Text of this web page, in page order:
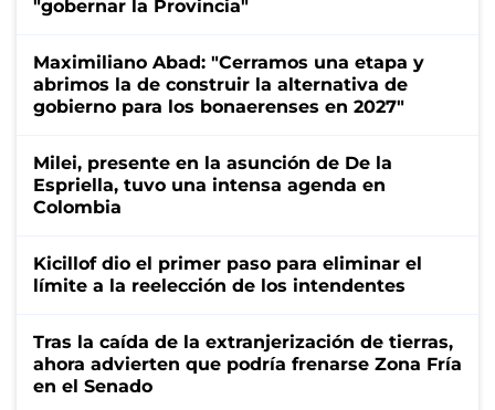
"gobernar la Provincia"
Maximiliano Abad: "Cerramos una etapa y
abrimos la de construir la alternativa de
gobierno para los bonaerenses en 2027"
Milei, presente en la asunción de De la
Espriella, tuvo una intensa agenda en
Colombia
Kicillof dio el primer paso para eliminar el
límite a la reelección de los intendentes
Tras la caída de la extranjerización de tierras,
ahora advierten que podría frenarse Zona Fría
en el Senado